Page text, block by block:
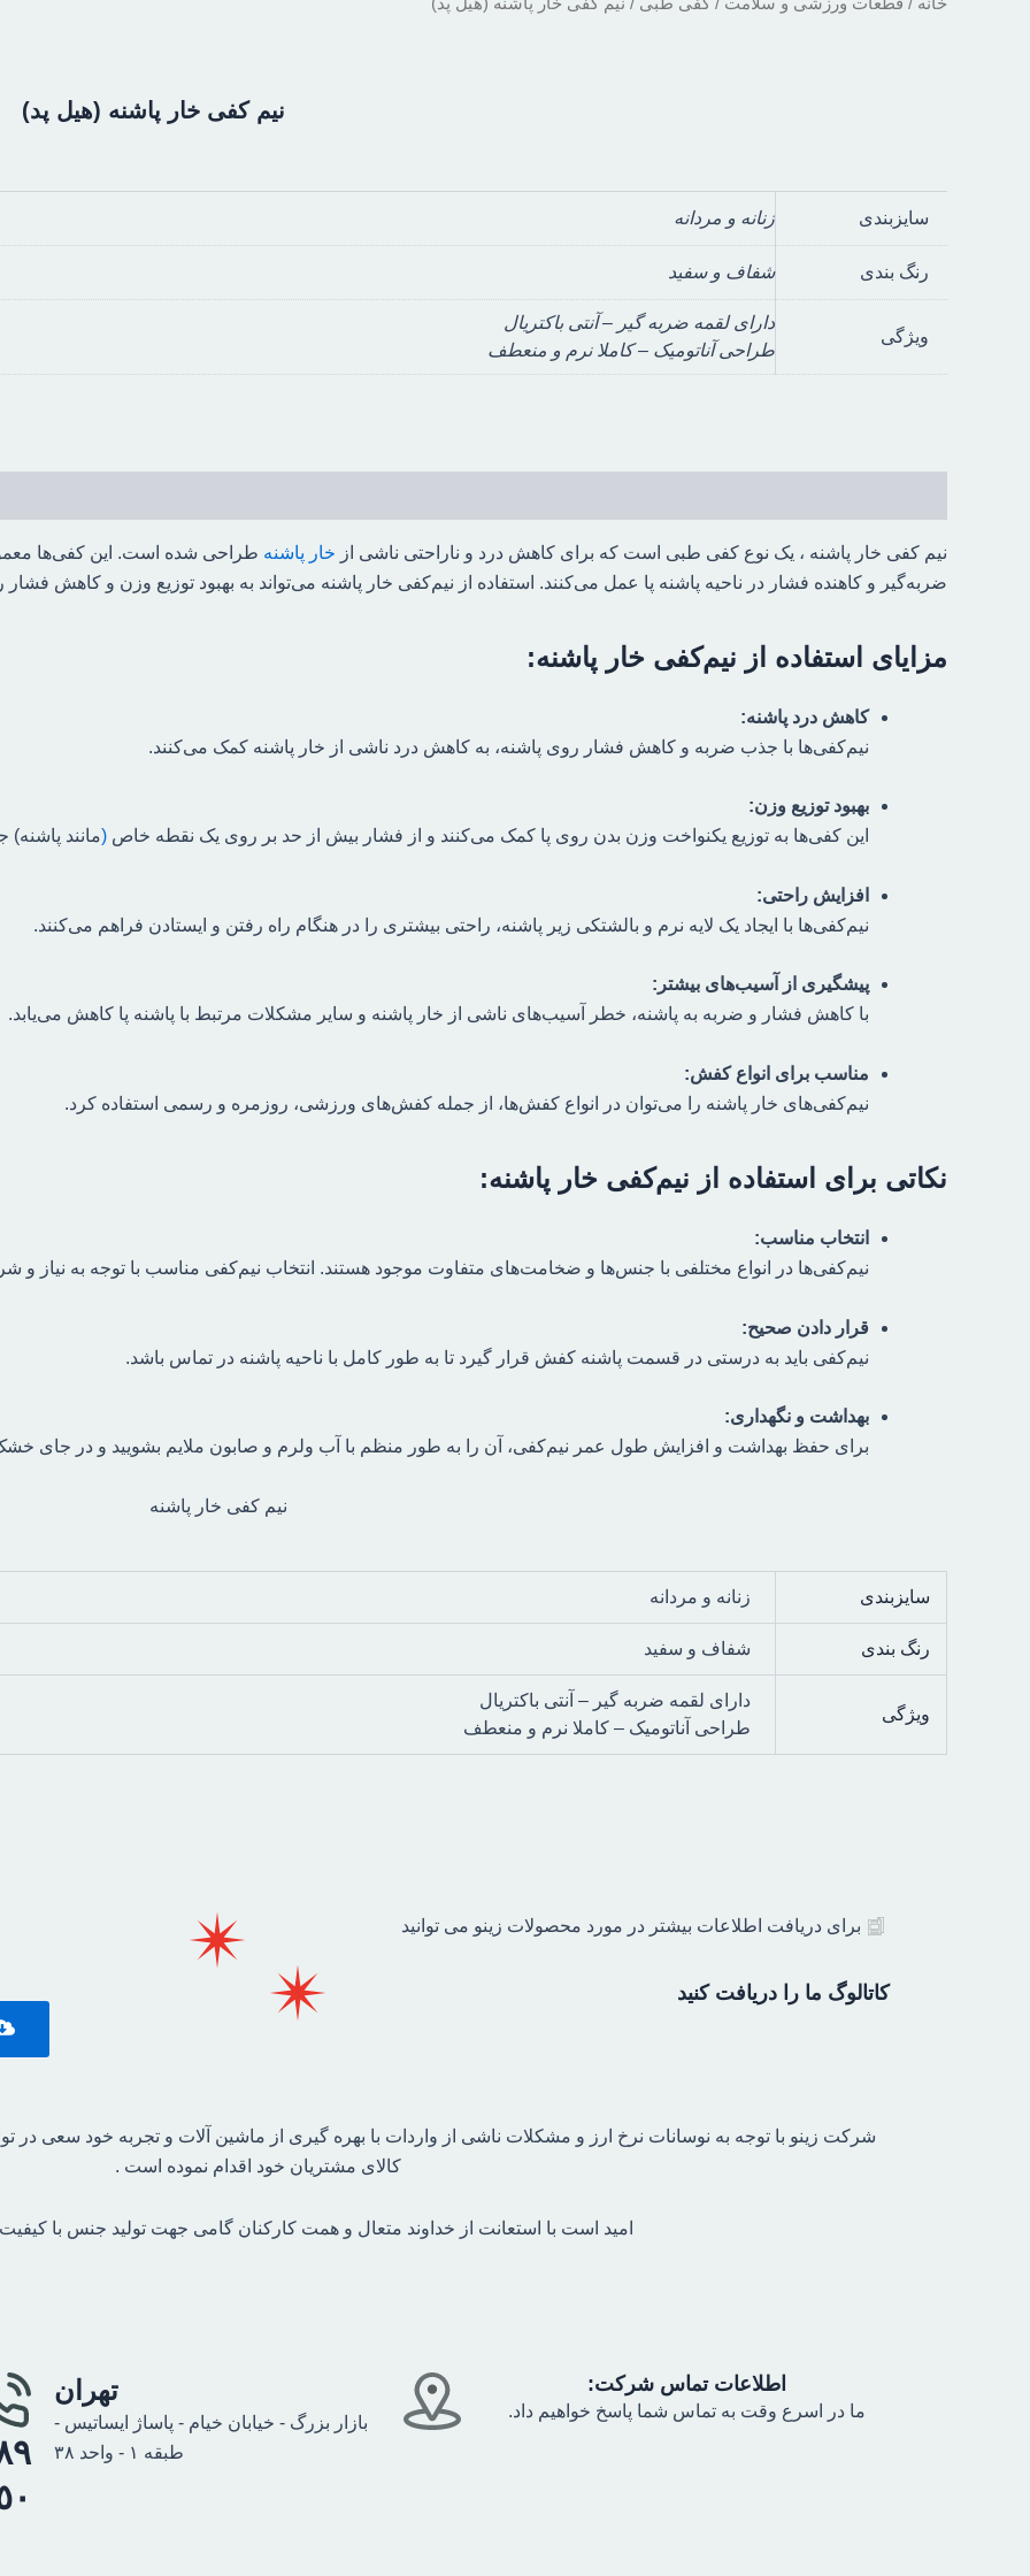
نیم کفی خار پاشنه (هیل پد)
سایزبندی زنانه و مردانه
رنگ بندی شفاف و سفید
ویژگی
دارای لقمه ضربه گیر – آنتی باکتریال
طراحی آناتومیک – کاملا نرم و منعطف
نیم کفی خار پاشنه ، یک نوع کفی طبی است که برای کاهش درد و ناراحتی ناشی از خار پاشنه طراحی شده است. این کفی‌ها
ضربه‌گیر و کاهنده فشار در ناحیه پاشنه پا عمل می‌کنند. استفاده از نیم‌کفی خار پاشنه می‌تواند به بهبود توزیع وزن و کاهش
مزایای استفاده از نیم‌کفی خار پاشنه:
کاهش درد پاشنه:
نیم‌کفی‌ها با جذب ضربه و کاهش فشار روی پاشنه، به کاهش درد ناشی از خار پاشنه کمک می‌کنند.
بهبود توزیع وزن:
این کفی‌ها به توزیع یکنواخت وزن بدن روی پا کمک می‌کنند و از فشار بیش از حد بر روی یک نقطه خاص (مانند
افزایش راحتی:
نیم‌کفی‌ها با ایجاد یک لایه نرم و بالشتکی زیر پاشنه، راحتی بیشتری را در هنگام راه رفتن و ایستادن فراهم می‌کنند.
پیشگیری از آسیب‌های بیشتر:
با کاهش فشار و ضربه به پاشنه، خطر آسیب‌های ناشی از خار پاشنه و سایر مشکلات مرتبط با پاشنه پا کاهش می‌یابد.
مناسب برای انواع کفش:
نیم‌کفی‌های خار پاشنه را می‌توان در انواع کفش‌ها، از جمله کفش‌های ورزشی، روزمره و رسمی استفاده کرد.
نکاتی برای استفاده از نیم‌کفی خار پاشنه:
انتخاب مناسب:
نیم‌کفی‌ها در انواع مختلفی با جنس‌ها و ضخامت‌های متفاوت موجود هستند. انتخاب نیم‌کفی مناسب با توجه به نیاز و
قرار دادن صحیح:
نیم‌کفی باید به درستی در قسمت پاشنه کفش قرار گیرد تا به طور کامل با ناحیه پاشنه در تماس باشد.
بهداشت و نگهداری:
برای حفظ بهداشت و افزایش طول عمر نیم‌کفی، آن را به طور منظم با آب ولرم و صابون ملایم بشویید و در جای
نیم کفی خار پاشنه
سایزبندی زنانه و مردانه
رنگ بندی شفاف و سفید
ویژگی
دارای لقمه ضربه گیر – آنتی باکتریال
طراحی آناتومیک – کاملا نرم و منعطف
برای دریافت اطلاعات بیشتر در مورد محصولات زینو می توانید
کاتالوگ ما را دریافت کنید
شرکت زینو با توجه به نوسانات نرخ ارز و مشکلات ناشی از واردات با بهره گیری از ماشین آلات و تجربه خود سعی در
کالای مشتریان خود اقدام نموده است .
امید است با استعانت از خداوند متعال و همت کارکنان گامی جهت تولید جنس با کیفیت
اطلاعات تماس شرکت:
ما در اسرع وقت به تماس شما پاسخ خواهیم داد.
تهران
بازار بزرگ - خیابان خیام - پاساژ ایساتیس -
طبقه ۱ - واحد ۳۸